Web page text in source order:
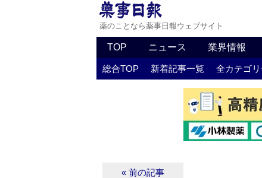
薬のことなら薬事日報ウェブサイト
TOP ニュース 業界情報
総合TOP 新着記事一覧 全カテゴ
« 前の記事